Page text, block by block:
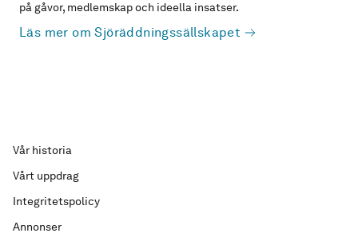
på gåvor, medlemskap och ideella insatser.
Läs mer om Sjöräddningssällskapet
Vår historia
Vårt uppdrag
Integritetspolicy
Annonser